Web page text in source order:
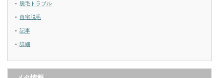
脱毛トラブル
自宅脱毛
記事
詳細